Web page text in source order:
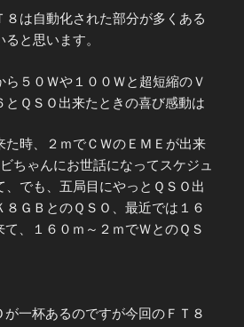
は自動化された部分が多くある
と思います。
５０Ｗや１００Ｗと超短縮のＶ
とＱＳＯ出来たときの喜び感動は
時、２ｍでＣＷのＥＭＥが出来
ちゃんにお世話になってスケジュ
、でも、五局目にやっとＱＳＯ出
ＧＢとのＱＳＯ、最近では１６
て、１６０ｍ～２ｍでＷとのＱＳ
一杯あるのですが今回のＦＴ８